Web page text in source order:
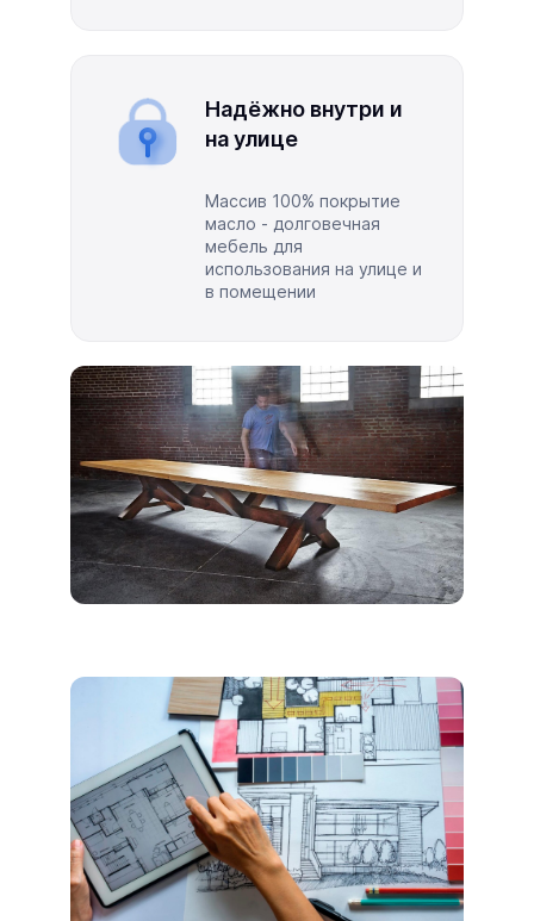
Надёжно внутри и
на улице
Массив 100% покрытие
масло - долговечная
мебель для
использования на улице и
в помещении